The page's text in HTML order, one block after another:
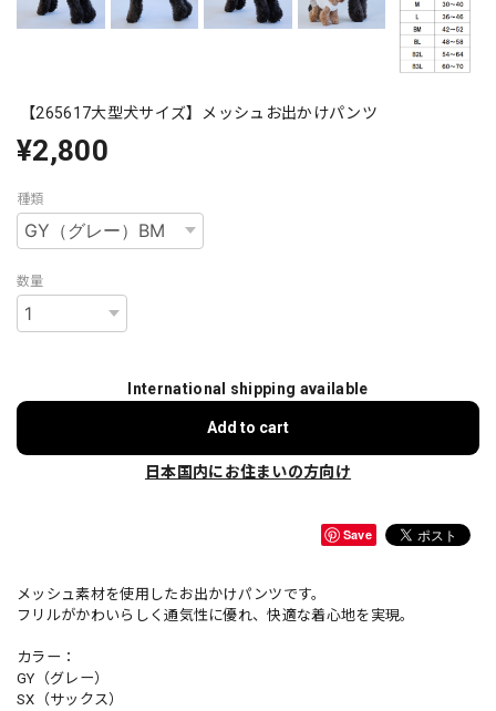
【265617大型犬サイズ】メッシュお出かけパンツ
¥2,800
種類
数量
International shipping available
Add to cart
日本国内にお住まいの方向け
Save
メッシュ素材を使用したお出かけパンツです。
フリルがかわいらしく通気性に優れ、快適な着心地を実現。
カラー：
GY（グレー）
SX（サックス）